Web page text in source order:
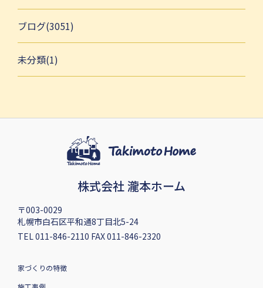
ブログ(3051)
未分類(1)
株式会社 瀧本ホーム
〒003-0029
札幌市白石区平和通8丁目北5-24
TEL 011-846-2110 FAX 011-846-2320
家づくりの特徴